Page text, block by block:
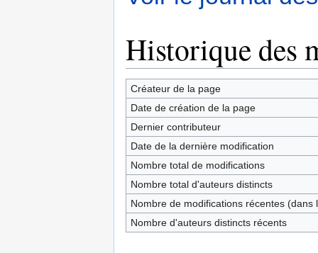
Historique des
Créateur de la page
Date de création de la page
Dernier contributeur
Date de la dernière modification
Nombre total de modifications
Nombre total d'auteurs distincts
Nombre de modifications récentes (dans
Nombre d'auteurs distincts récents